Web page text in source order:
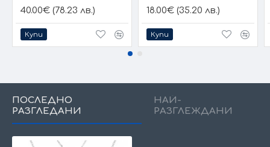
40.00€ (78.23 лв.)
Купи
18.00€ (35.20 лв.)
Купи
ПОСЛЕДНО
РАЗГЛЕДАНИ
НАЙ-
РАЗГЛЕЖДАНИ